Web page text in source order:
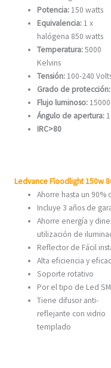
Potencia: 150 watts
Equivalencia: 1 x
halógena 850 watts
Temperatura:5000
Kelvins
Tensión: 100-240
Grado de protección:
Flujo luminoso: 15000
Ángulo de apertura:
IRC>80
Ledvance Floodlight 150w
Ahorre hasta un 90%
Incluye 3 años de
Ahorre energía y
utilización de
Reflector de Fácil
Alta eficiencia y
Soporte rotativo
Por el tipo de Led
Tiene difusor anti-
reflejante con vidrio
templado